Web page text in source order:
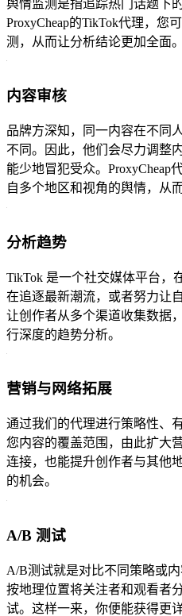
舆情监测是指追踪热门话题下
ProxyCheap的TikTok代理，您
测，从而让分析结论更加全面。
内容审核
品牌方深知，同一内容在不同
不同。因此，他们会尽力调整
能少地冒犯受众。ProxyCheap
自多个地区和视角的舆情，从
分析趋势
TikTok 是一个社交媒体平台，
在追逐最新潮流，或者努力让
让创作者从多个渠道收集数据
行深度的趋势分析。
营销与网络拓展
通过我们的代理进行策略性、
您内容的覆盖范围，由此扩大
连接，也能提升创作者与其他
的机会。
A/B 测试
A/B测试就是对比不同策略或
按地理位置将关注者和观看者
试。这样一来，你便能获得更